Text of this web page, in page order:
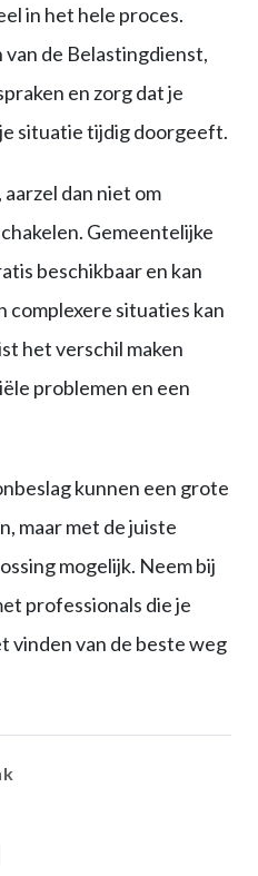
in het hele proces.
de Belastingdienst,
en zorg dat je
situatie tijdig doorgeeft.
dan niet om
Gemeentelijke
beschikbaar en kan
complexere situaties kan
het verschil maken
problemen en een
kunnen een grote
maar met de juiste
mogelijk. Neem bij
professionals die je
vinden van de beste weg